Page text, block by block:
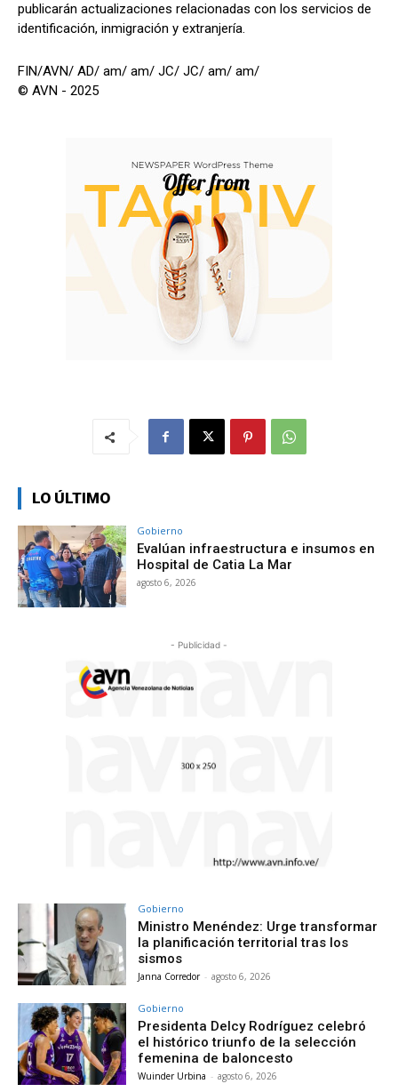
publicarán actualizaciones relacionadas con los servicios de
identificación, inmigración y extranjería.
FIN/AVN/ AD/ am/ am/ JC/ JC/ am/ am/
© AVN - 2025
LO ÚLTIMO
Gobierno
Evalúan infraestructura e insumos en
Hospital de Catia La Mar
agosto 6, 2026
- Publicidad -
Gobierno
Ministro Menéndez: Urge transformar
la planificación territorial tras los
sismos
Janna Corredor - agosto 6, 2026
Gobierno
Presidenta Delcy Rodríguez celebró
el histórico triunfo de la selección
femenina de baloncesto
Wuinder Urbina - agosto 6, 2026